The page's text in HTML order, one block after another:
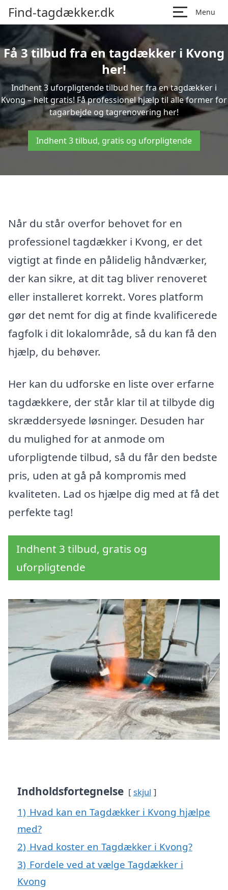
Find-tagdækker.dk Menu
Få 3 tilbud fra en tagdækker i Kvong
her!
Indhent 3 uforpligtende tilbud her fra en tagdækker i
Kvong – helt gratis! Få professionel hjælp til alle former for
tagarbejde og tagrenovering her!
Indhent 3 tilbud, gratis og uforpligtende
Når du står overfor behovet for en
professionel tagdækker i Kvong, er det
vigtigt at finde en pålidelig håndværker,
der kan sikre, at dit tag bliver renoveret
eller installeret korrekt. Vores platform
gør det nemt for dig at finde kvalificerede
fagfolk i dit lokalområde, så du kan få den
hjælp, du behøver.
Her kan du udforske en liste over erfarne
tagdækkere, der står klar til at tilbyde dig
skræddersyede løsninger. Desuden har
du mulighed for at anmode om
uforpligtende tilbud, så du får den bedste
pris, uden at gå på kompromis med
kvaliteten. Lad os hjælpe dig med at få det
perfekte tag!
Indhent 3 tilbud, gratis og
uforpligtende
Indholdsfortegnelse skjul
1) Hvad kan en Tagdækker i Kvong hjælpe
med?
2) Hvad koster en Tagdækker i Kvong?
3) Fordele ved at vælge Tagdækker i
Kvong